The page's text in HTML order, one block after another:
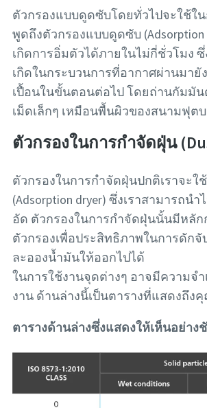
ตัวกรองแบบดูดซับโดยทั่วไปจะใช้ใ
พูดถึงตัวกรองแบบดูดซับ
เกิดการอิ่มตัวได้ภายในไม่กี่ชั่วโมง
เกิดในกระบวนการที่อากาศผ่านมา
เปื้อนในขั้นตอนต่อไป โดยถ่านกัมมั
เม็ดเล็กๆ เหมือนพื้นผิวของสนามฟุต
ตัวกรองในการกำจัดฝุ่น
ตัวกรองในการกำจัดฝุ่นปกติเราจะ
(Adsorption dryer) ซึ่งเราสามารถ
อัด ตัวกรองในการกำจัดฝุ่นนั้นมีหลัก
ตัวกรองเพื่อประสิทธิภาพในการดักจั
ละอองน้ำมันให้ออกไปได้
ในการใช้งานจุดต่างๆ อาจมีความ
งาน ด้านล่างนี้เป็นตารางที่แสดงถึ
ตารางด้านล่างซึ่งแสดงให้เห็นอย่าง